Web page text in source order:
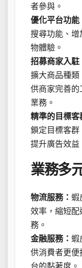
者參與。
優化平台功能
搜尋功能、增
物體驗。
招募商家入駐
擴大商品種類
供商家完善的
業務。
精準的目標客
鎖定目標客群
提升廣告效益
業務多
物流服務： 蝦
效率，縮短配
務。
金融服務： 蝦
供消費者更便
台的黏著度。